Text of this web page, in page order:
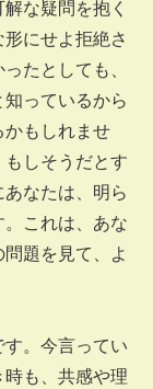
な疑問を抱く
にせよ拒絶さ
たとしても、
っているから
もしれませ
しそうだとす
なたは、明ら
これは、あな
題を見て、よ
。今言ってい
も、共感や理